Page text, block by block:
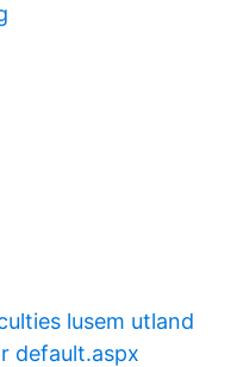
lusem utland
default.aspx